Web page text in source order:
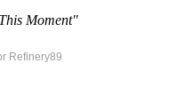
Moment"
Refinery89